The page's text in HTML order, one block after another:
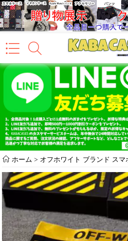
ホーム > オフホワイト ブランド スマ